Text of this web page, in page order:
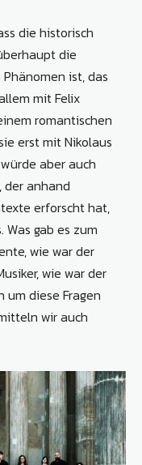
die historisch
die
ist, das
mit Felix
romantischen
erst mit Nikolaus
aber auch
der anhand
erforscht hat,
gab es zum
wie war der
wie war der
um diese Fragen
wir auch